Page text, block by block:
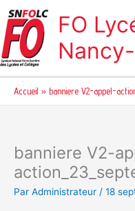
au
contenu
FO
Accueil banniere V2-appel-
banniere V2-
Par Administrateur / 18